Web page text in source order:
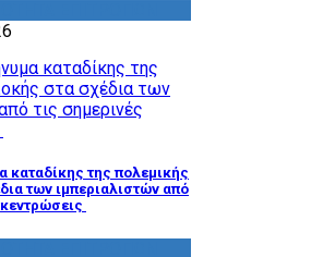
της πολεμικής
των ιμπεριαλιστών από